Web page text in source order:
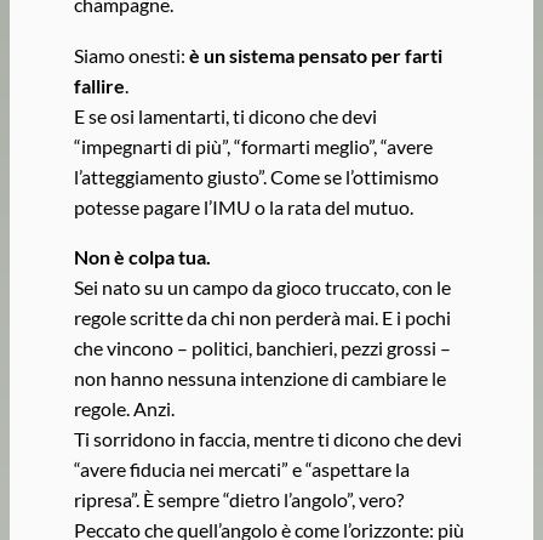
champagne.
Siamo onesti: è un sistema pensato per farti
fallire
E se osi lamentarti, ti dicono che devi
“impegnarti di più”, “formarti meglio”, “avere
l’atteggiamento giusto”. Come se l’ottimismo
potesse pagare l’IMU o la rata del mutuo.
Non è colpa tua.
Sei nato su un campo da gioco truccato, con le
regole scritte da chi non perderà mai. E i pochi
che vincono – politici, banchieri, pezzi grossi –
non hanno nessuna intenzione di cambiare le
regole. Anzi.
Ti sorridono in faccia, mentre ti dicono che devi
“avere fiducia nei mercati” e “aspettare la
ripresa”. È sempre “dietro l’angolo”, vero?
Peccato che quell’angolo è come l’orizzonte: più